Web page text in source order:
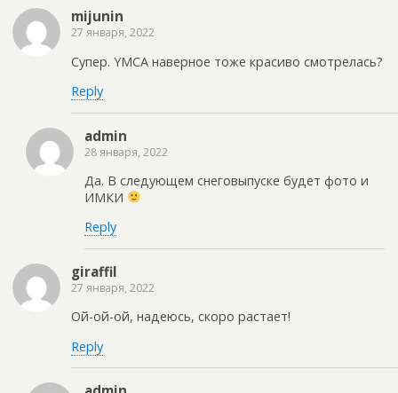
mijunin
27 января, 2022
Супер. YMCA наверное тоже красиво смотрелась?
Reply
admin
28 января, 2022
Да. В следующем снеговыпуске будет фото и
ИМКИ
Reply
giraffil
27 января, 2022
Ой-ой-ой, надеюсь, скоро растает!
Reply